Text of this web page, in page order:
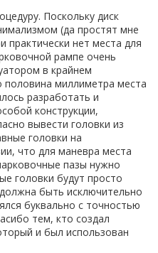
Поскольку диск
(да простят мне
практически нет места для
рампе очень
в крайнем
миллиметра места
разработать и
конструкции,
вывести головки из
головки на
что для маневра места
пазы нужно
головки будут просто
быть исключительно
буквально с точностью
тем, кто создал
и был использован